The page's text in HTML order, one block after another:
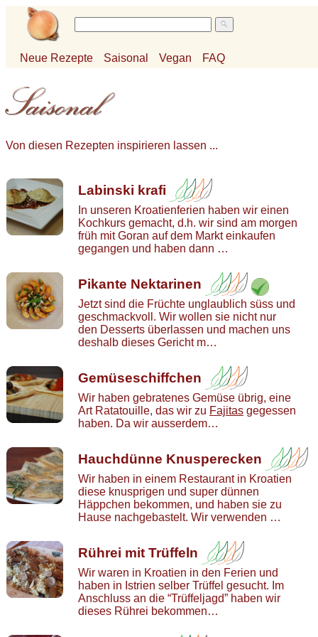
Neue Rezepte Saisonal Vegan FAQ
Von diesen Rezepten inspirieren lassen ...
Labinski krafi
In unseren Kroatienferien haben wir einen
Kochkurs gemacht, d.h. wir sind am morgen
früh mit Goran auf dem Markt einkaufen
gegangen und haben dann …
Pikante Nektarinen
Jetzt sind die Früchte unglaublich süss und
geschmackvoll. Wir wollen sie nicht nur
den Desserts überlassen und machen uns
deshalb dieses Gericht m…
Gemüseschiffchen
Wir haben gebratenes Gemüse übrig, eine
Art Ratatouille, das wir zu Fajitas gegessen
haben. Da wir ausserdem…
Hauchdünne Knusperecken
Wir haben in einem Restaurant in Kroatien
diese knusprigen und super dünnen
Häppchen bekommen, und haben sie zu
Hause nachgebastelt. Wir verwenden …
Rührei mit Trüffeln
Wir waren in Kroatien in den Ferien und
haben in Istrien selber Trüffel gesucht. Im
Anschluss an die “Trüffeljagd” haben wir
dieses Rührei bekommen…